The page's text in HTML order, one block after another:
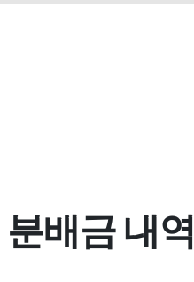
배금 내역